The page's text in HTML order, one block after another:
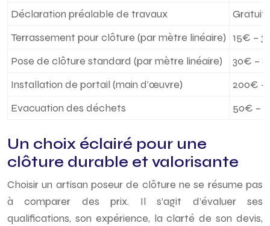
Déclaration préalable de travaux
Gratuit
Terrassement pour clôture (par mètre linéaire) 15€ –
Pose de clôture standard (par mètre linéaire)
30€ –
Installation de portail (main d’œuvre)
200€
Evacuation des déchets
50€ –
Un choix éclairé pour une
clôture durable et valorisante
Choisir un artisan poseur de clôture ne se résume pas
à comparer des prix. Il s’agit d’évaluer ses
qualifications, son expérience, la clarté de son devis,